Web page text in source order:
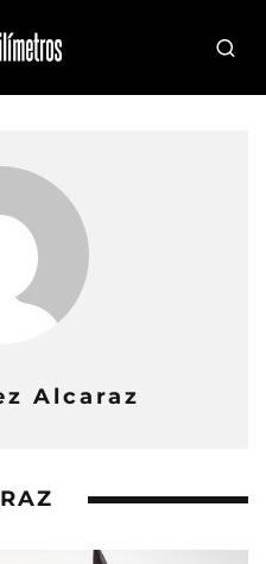
Alcaraz